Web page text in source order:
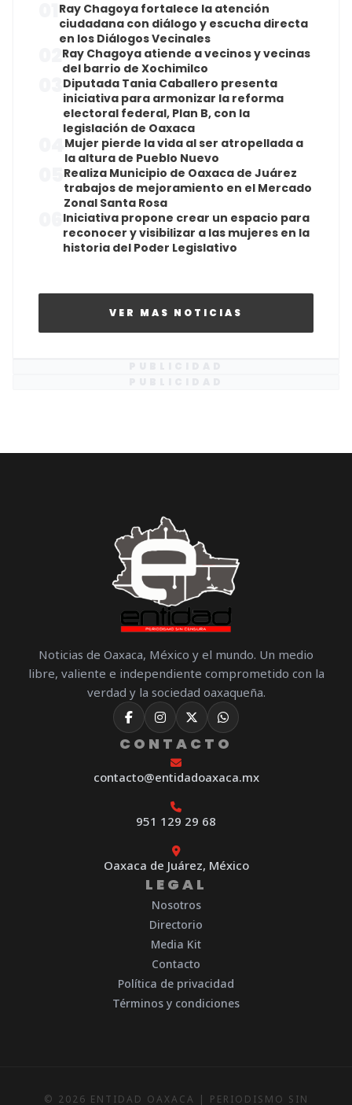
Ray Chagoya fortalece la atención
ciudadana con diálogo y escucha directa
en los Diálogos Vecinales
Ray Chagoya atiende a vecinos y vecinas
del barrio de Xochimilco
Diputada Tania Caballero presenta
iniciativa para armonizar la reforma
electoral federal, Plan B, con la
legislación de Oaxaca
Mujer pierde la vida al ser atropellada a
la altura de Pueblo Nuevo
Realiza Municipio de Oaxaca de Juárez
trabajos de mejoramiento en el Mercado
Zonal Santa Rosa
Iniciativa propone crear un espacio para
reconocer y visibilizar a las mujeres en la
historia del Poder Legislativo
VER MAS NOTICIAS
Noticias de Oaxaca, México y el mundo. Un medio
libre, valiente e independiente comprometido con la
verdad y la sociedad oaxaqueña.
CONTACTO
contacto@entidadoaxaca.mx
951 129 29 68
Oaxaca de Juárez, México
LEGAL
Nosotros
Directorio
Media Kit
Contacto
Política de privacidad
Términos y condiciones
© 2026 ENTIDAD OAXACA | PERIODISMO SIN